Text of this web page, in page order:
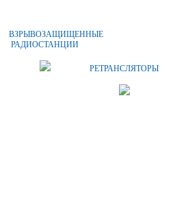
ВЗРЫВОЗАЩИЩЕННЫЕ
РАДИОСТАНЦИИ
РЕТРАНСЛЯТОРЫ